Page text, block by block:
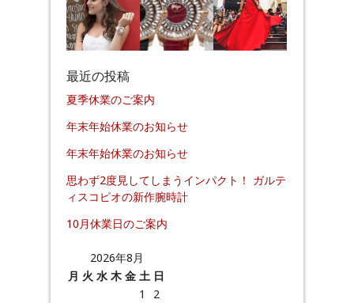
最近の投稿
夏季休業のご案内
年末年始休業のお知らせ
年末年始休業のお知らせ
思わず2度見してしまうインパクト！ ガルテ
ィスコピオの新作腕時計
10月休業日のご案内
2026年8月
月 火 水 木 金 土 日
1
2